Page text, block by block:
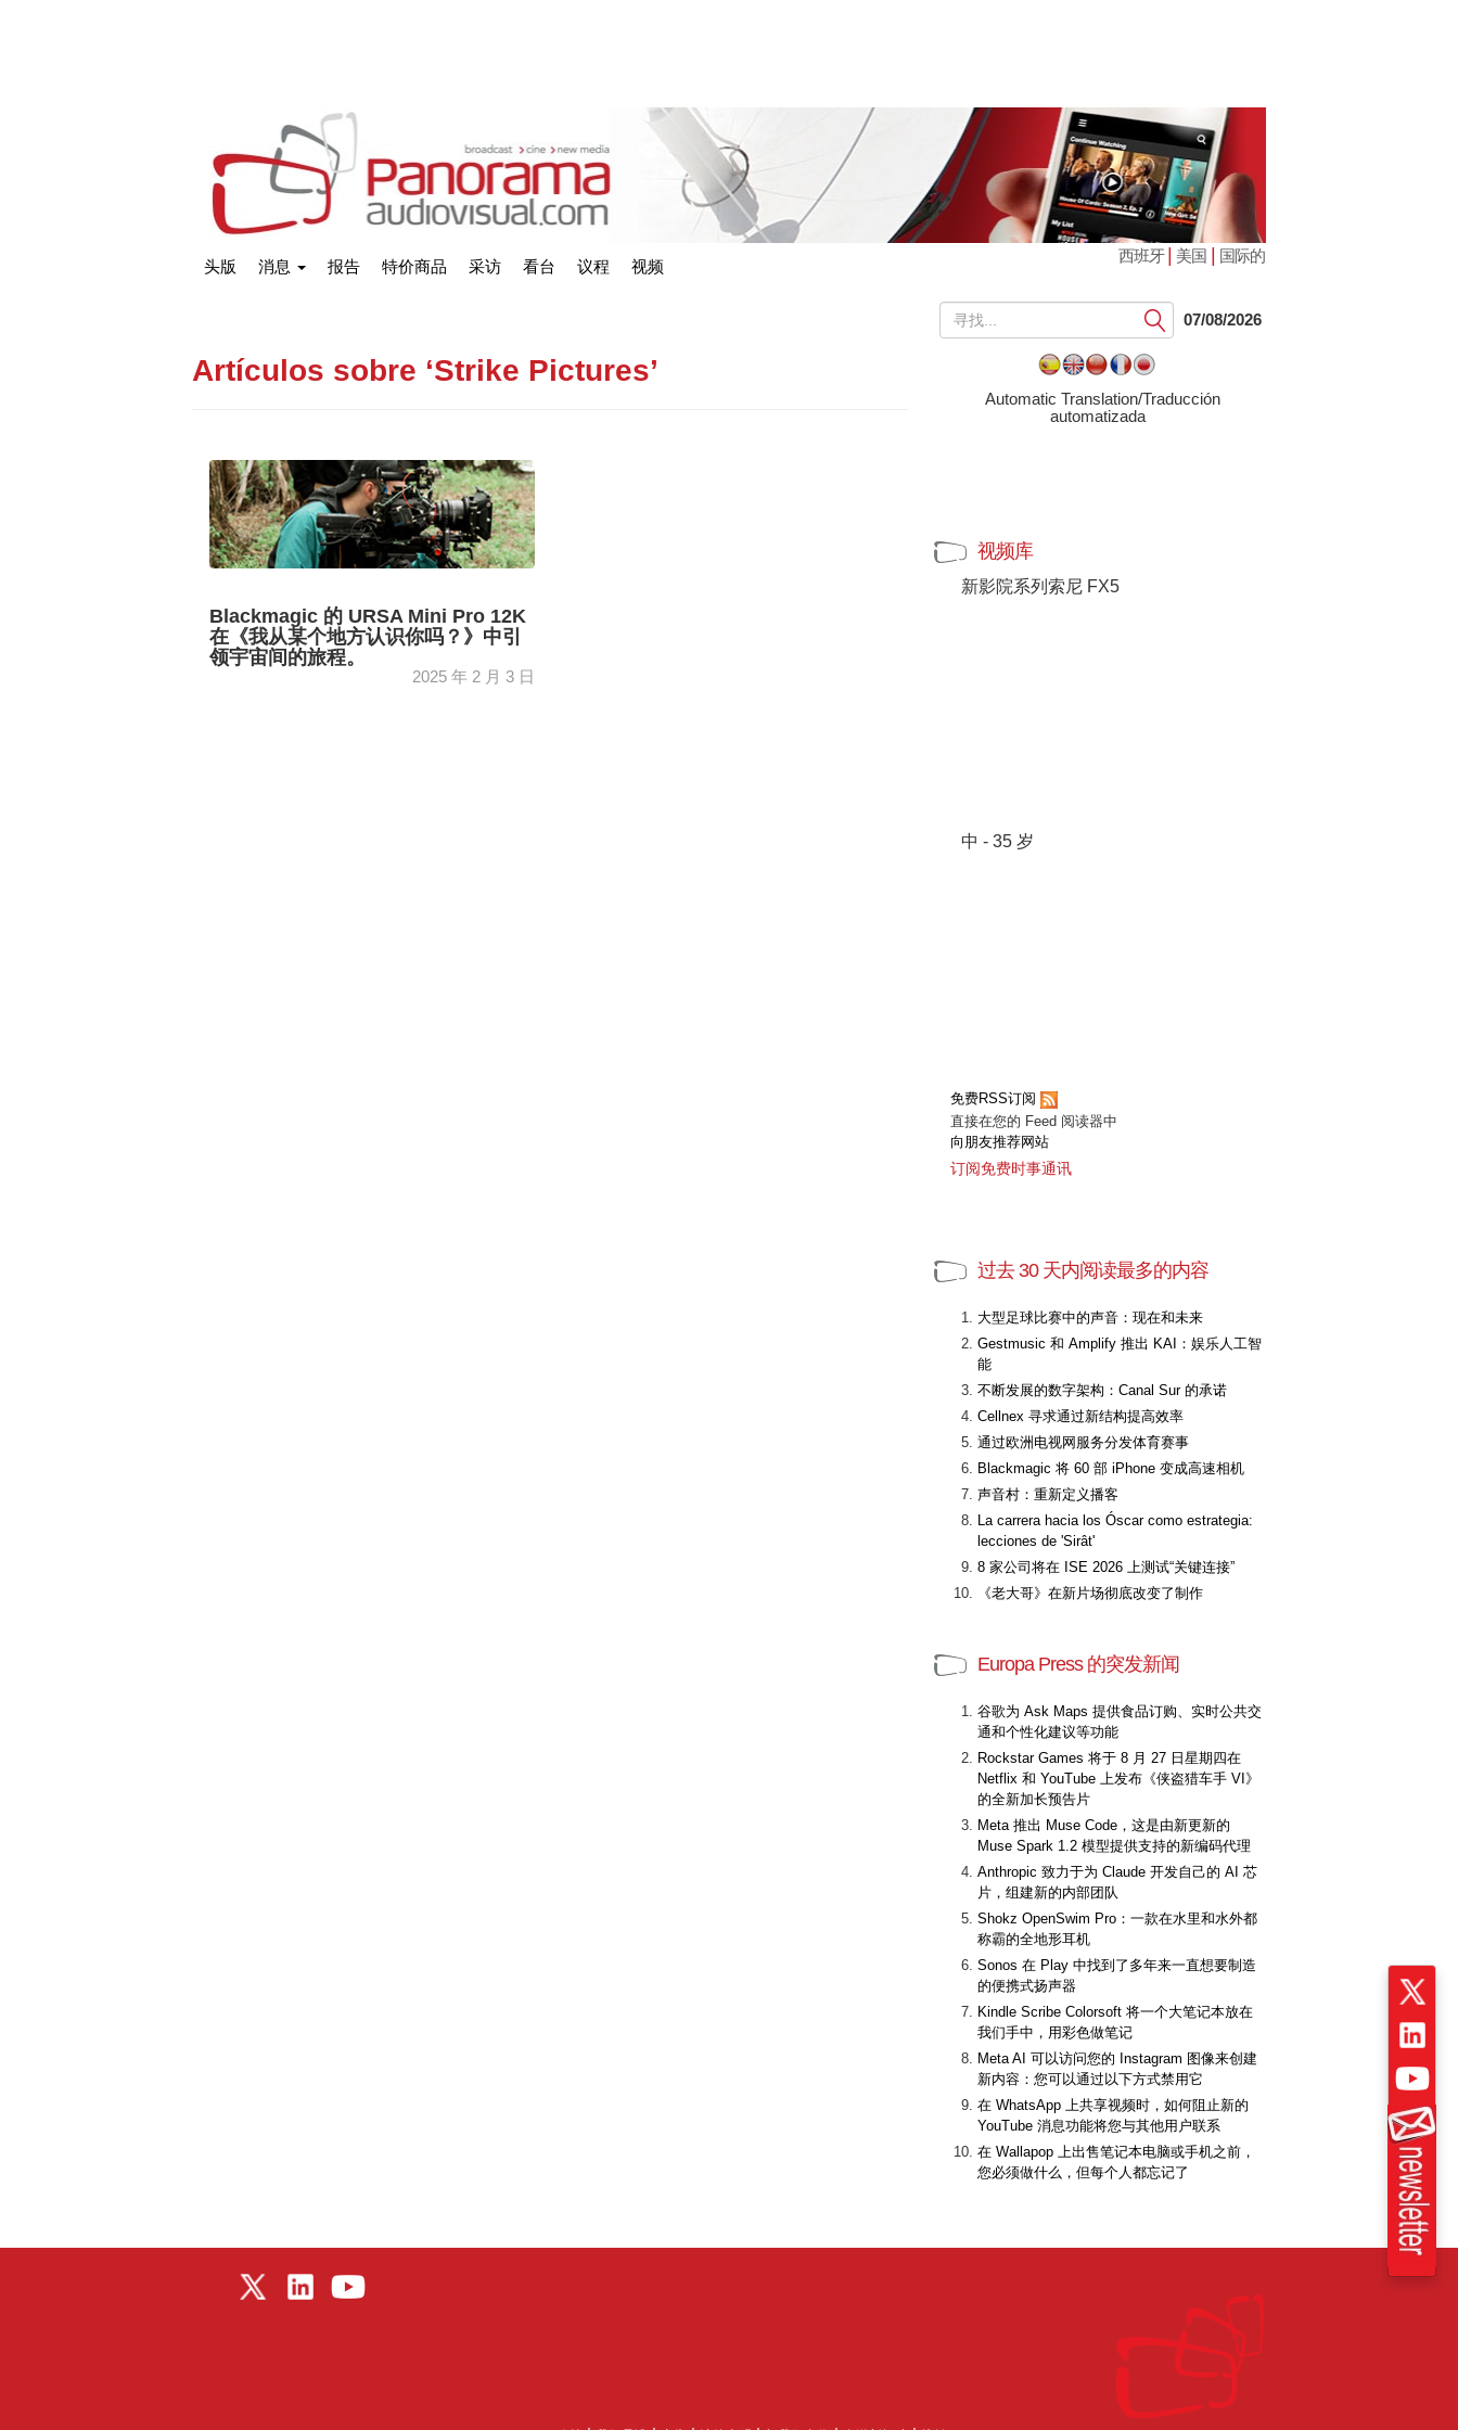
头版 消息 报告 特价商品 采访 看台 议程 视频
西班牙| 美国 | 国际的
Artículos sobre ‘Strike Pictures’
Blackmagic 的 URSA Mini Pro 12K
在《我从某个地方认识你吗？》中引
领宇宙间的旅程。
2025 年 2 月 3 日
提
交
07/08/2026
Automatic Translation/Traducción
automatizada
视频库
新影院系列索尼 FX5
中 - 35 岁
免费RSS订阅
直接在您的 Feed 阅读器中
向朋友推荐网站
订阅免费时事通讯
过去 30 天内阅读最多的内容
大型足球比赛中的声音：现在和未来
Gestmusic 和 Amplify 推出 KAI：娱乐人工智
能
不断发展的数字架构：Canal Sur 的承诺
Cellnex 寻求通过新结构提高效率
通过欧洲电视网服务分发体育赛事
Blackmagic 将 60 部 iPhone 变成高速相机
声音村：重新定义播客
La carrera hacia los Óscar como estrategia:
lecciones de 'Sirât'
8 家公司将在 ISE 2026 上测试“关键连接”
《老大哥》在新片场彻底改变了制作
Europa Press 的突发新闻
谷歌为 Ask Maps 提供食品订购、实时公共交
通和个性化建议等功能
Rockstar Games 将于 8 月 27 日星期四在
Netflix 和 YouTube 上发布《侠盗猎车手 VI》
的全新加长预告片
Meta 推出 Muse Code，这是由新更新的
Muse Spark 1.2 模型提供支持的新编码代理
Anthropic 致力于为 Claude 开发自己的 AI 芯
片，组建新的内部团队
Shokz OpenSwim Pro：一款在水里和水外都
称霸的全地形耳机
Sonos 在 Play 中找到了多年来一直想要制造
的便携式扬声器
Kindle Scribe Colorsoft 将一个大笔记本放在
我们手中，用彩色做笔记
Meta AI 可以访问您的 Instagram 图像来创建
新内容：您可以通过以下方式禁用它
在 WhatsApp 上共享视频时，如何阻止新的
YouTube 消息功能将您与其他用户联系
在 Wallapop 上出售笔记本电脑或手机之前，
您必须做什么，但每个人都忘记了